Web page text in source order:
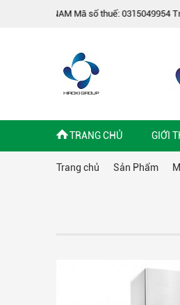
Mã số thuế: 0315049954 Trụ sở chính :
TRANG CHỦ GIỚI
Trang chủ Sản Phẩm